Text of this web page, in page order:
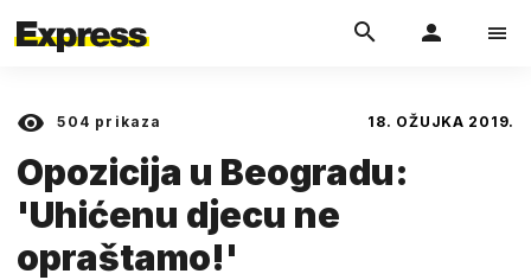
504 prikaza 18. OŽUJKA 2019.
Opozicija u Beogradu:
'Uhićenu djecu ne
opraštamo!'